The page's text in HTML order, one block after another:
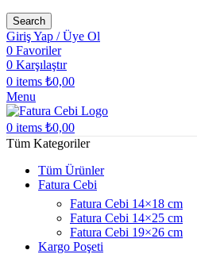
Search
Giriş Yap / Üye Ol
0 Favoriler
0 Karşılaştır
0 items ₺0,00
Menu
0 items ₺0,00
Tüm Kategoriler
Tüm Ürünler
Fatura Cebi
Fatura Cebi 14×18 cm
Fatura Cebi 14×25 cm
Fatura Cebi 19×26 cm
Kargo Poşeti